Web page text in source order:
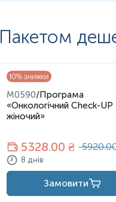
Пакетом
10% знижки
M0590/Програма
«Онкологічний Check-UP
жіночий»
5328.00 ₴
8 днів
Замовити